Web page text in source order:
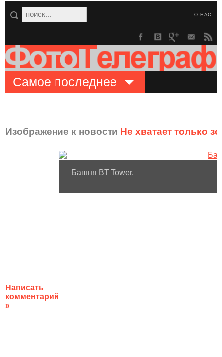
О НАС
Самое последнее
Изображение к новости Не хватает только
Написать
комментарий
»
Башня BT Tower.